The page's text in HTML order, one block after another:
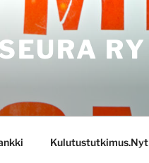
RY
Kulutustutkimus.Nyt